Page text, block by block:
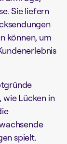
Sie liefern
können, um
Lücken in
spielt.